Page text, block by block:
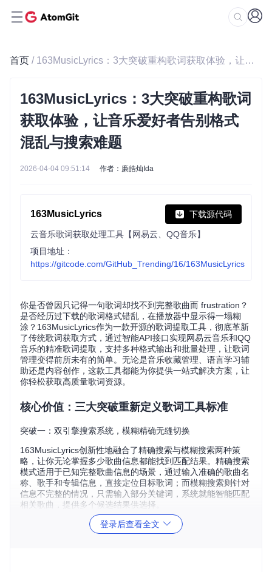
首页 / 163MusicLyrics：3大突破重构歌词获取体验，让音乐爱好者告别格式混乱与搜索难题
163MusicLyrics：3大突破重构歌词
获取体验，让音乐爱好者告别格式
混乱与搜索难题
2026-04-04 09:51:14 作者：廉皓灿Ida
163MusicLyrics 下载源代码
云音乐歌词获取处理工具【网易云、QQ音乐】
项目地址：
https://gitcode.com/GitHub_Trending/16/163MusicLyrics
你是否曾因只记得一句歌词却找不到完整歌曲而 frustration？
是否经历过下载的歌词格式错乱，在播放器中显示得一塌糊
涂？163MusicLyrics作为一款开源的歌词提取工具，彻底革新
了传统歌词获取方式，通过智能API接口实现网易云音乐和QQ
音乐的精准歌词提取，支持多种格式输出和批量处理，让歌词
管理变得前所未有的简单。无论是音乐收藏管理、语言学习辅
助还是内容创作，这款工具都能为你提供一站式解决方案，让
你轻松获取高质量歌词资源。
核心价值：三大突破重新定义歌词工具标准
突破一：双引擎搜索系统，模糊精确无缝切换
163MusicLyrics创新性地融合了精确搜索与模糊搜索两种策
略，让你无论掌握多少歌曲信息都能找到匹配结果。精确搜索
模式适用于已知完整歌曲信息的场景，通过输入准确的歌曲名
称、歌手和专辑信息，直接定位目标歌词；而模糊搜索则针对
信息不完整的情况，只需输入部分关键词，系统就能智能匹配
相关歌曲，提供多个候选结果供选择。
登录后查看全文